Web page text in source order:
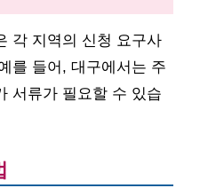
각 지역의 신청 요구사
를 들어, 대구에서는 주
서류가 필요할 수 있습